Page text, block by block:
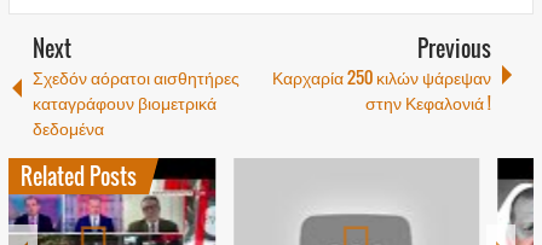
Next
Σχεδόν αόρατοι αισθητήρες
καταγράφουν βιομετρικά
δεδομένα
Previous
Καρχαρία 250 κιλών ψάρεψαν
στην Κεφαλονιά !
Related Posts